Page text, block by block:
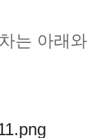
는 아래와